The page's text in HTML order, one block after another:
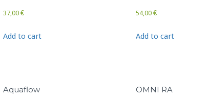
37,00€
Add to cart
54,00€
Add to cart
Aquaflow OMNI RA